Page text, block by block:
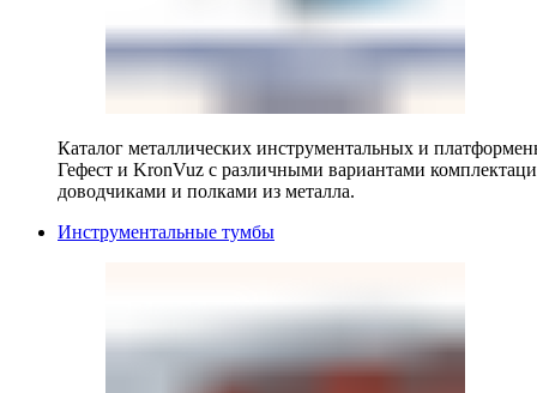
Каталог металлических инструментальных и
Гефест и KronVuz с различными вариантами
доводчиками и полками из металла.
Инструментальные тумбы